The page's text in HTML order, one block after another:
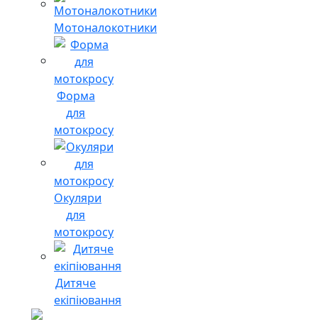
Мотоналокотники
Форма
для
мотокросу
Окуляри
для
мотокросу
Дитяче
екіпіювання